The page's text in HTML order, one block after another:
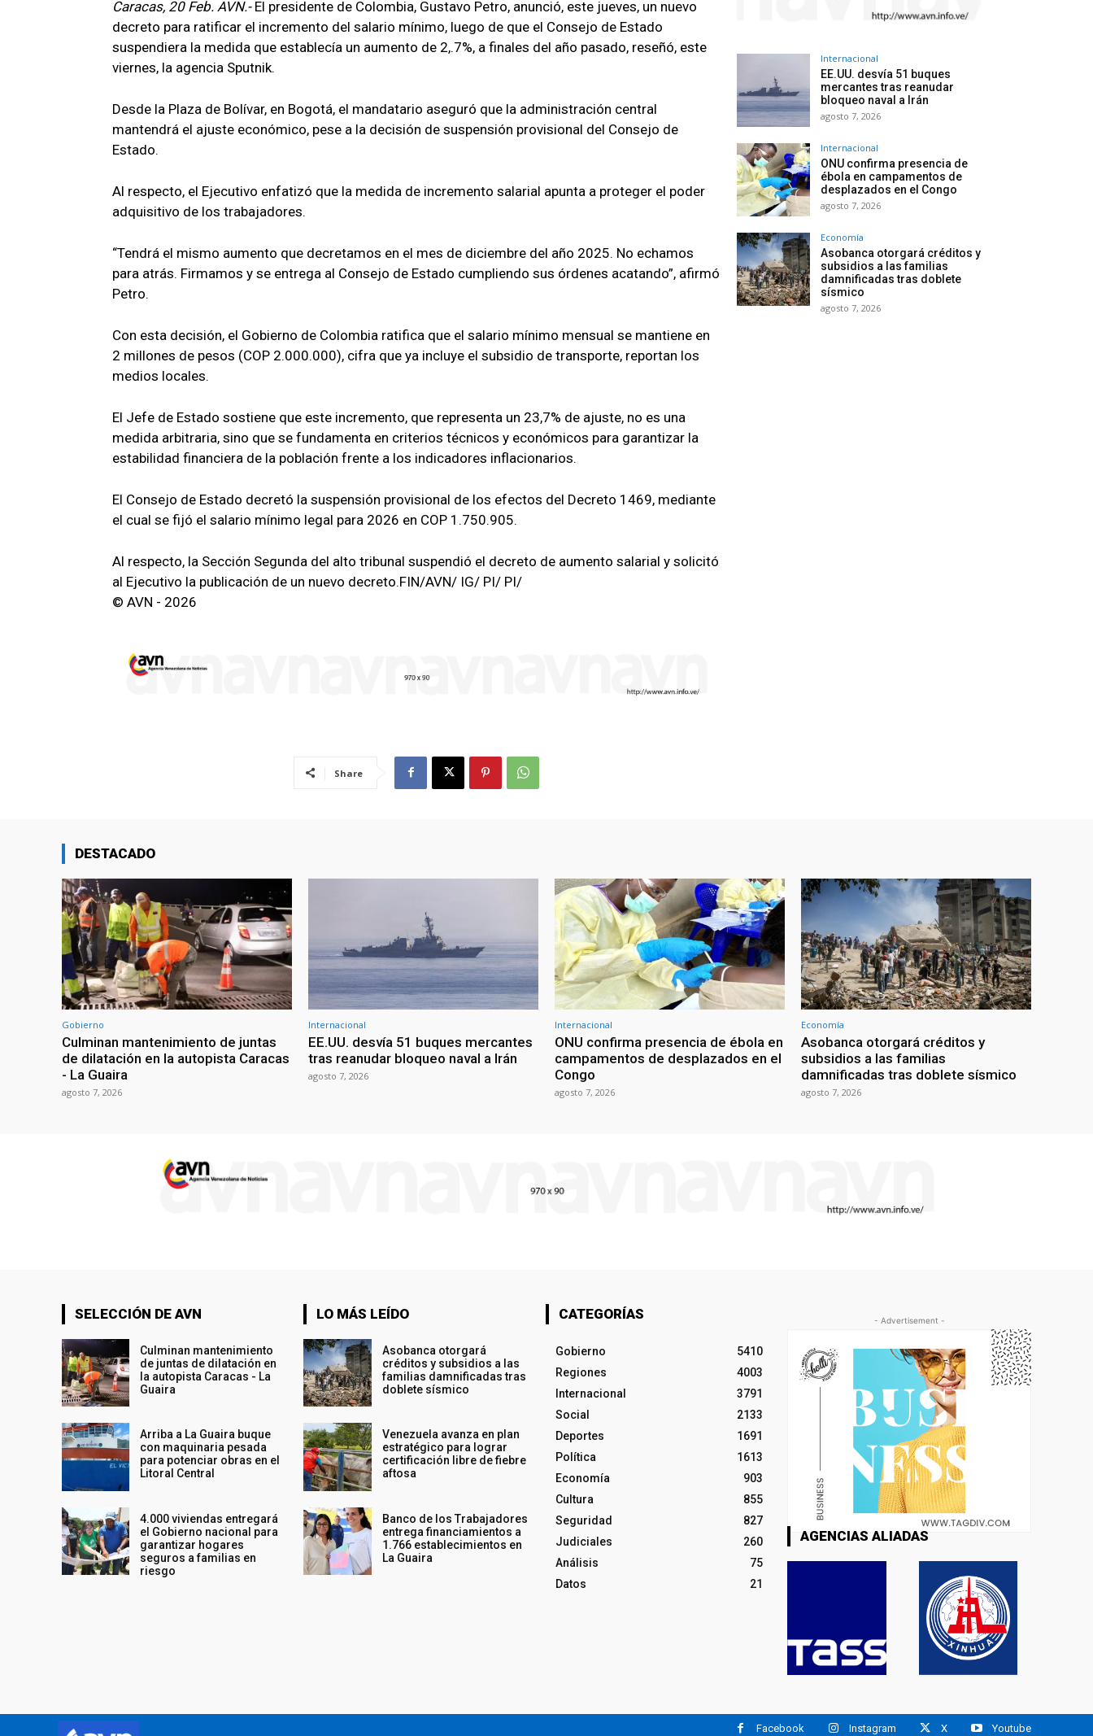
Caracas, 20 Feb. AVN.- El presidente de Colombia, Gustavo Petro, anunció, este jueves, un nuevo
decreto para ratificar el incremento del salario mínimo, luego de que el Consejo de Estado
suspendiera la medida que establecía un aumento de 2,.7%, a finales del año pasado, reseñó, este
viernes, la agencia Sputnik.
Desde la Plaza de Bolívar, en Bogotá, el mandatario aseguró que la administración central
mantendrá el ajuste económico, pese a la decisión de suspensión provisional del Consejo de
Estado.
Al respecto, el Ejecutivo enfatizó que la medida de incremento salarial apunta a proteger el poder
adquisitivo de los trabajadores.
“Tendrá el mismo aumento que decretamos en el mes de diciembre del año 2025. No echamos
para atrás. Firmamos y se entrega al Consejo de Estado cumpliendo sus órdenes acatando”, afirmó
Petro.
Con esta decisión, el Gobierno de Colombia ratifica que el salario mínimo mensual se mantiene en
2 millones de pesos (COP 2.000.000), cifra que ya incluye el subsidio de transporte, reportan los
medios locales.
El Jefe de Estado sostiene que este incremento, que representa un 23,7% de ajuste, no es una
medida arbitraria, sino que se fundamenta en criterios técnicos y económicos para garantizar la
estabilidad financiera de la población frente a los indicadores inflacionarios.
El Consejo de Estado decretó la suspensión provisional de los efectos del Decreto 1469, mediante
el cual se fijó el salario mínimo legal para 2026 en COP 1.750.905.
Al respecto, la Sección Segunda del alto tribunal suspendió el decreto de aumento salarial y solicitó
al Ejecutivo la publicación de un nuevo decreto.FIN/AVN/ IG/ PI/ PI/
© AVN - 2026
Share
Internacional
EE.UU. desvía 51 buques
mercantes tras reanudar
bloqueo naval a Irán
agosto 7, 2026
Internacional
ONU confirma presencia de
ébola en campamentos de
desplazados en el Congo
agosto 7, 2026
Economía
Asobanca otorgará créditos y
subsidios a las familias
damnificadas tras doblete
sísmico
agosto 7, 2026
DESTACADO
Gobierno
Culminan mantenimiento de juntas
de dilatación en la autopista Caracas
- La Guaira
agosto 7, 2026
Internacional
EE.UU. desvía 51 buques mercantes
tras reanudar bloqueo naval a Irán
agosto 7, 2026
Internacional
ONU confirma presencia de ébola en
campamentos de desplazados en el
Congo
agosto 7, 2026
Economía
Asobanca otorgará créditos y
subsidios a las familias
damnificadas tras doblete sísmico
agosto 7, 2026
SELECCIÓN DE AVN
Culminan mantenimiento
de juntas de dilatación en
la autopista Caracas - La
Guaira
Arriba a La Guaira buque
con maquinaria pesada
para potenciar obras en el
Litoral Central
4.000 viviendas entregará
el Gobierno nacional para
garantizar hogares
seguros a familias en
riesgo
LO MÁS LEÍDO
Asobanca otorgará
créditos y subsidios a las
familias damnificadas tras
doblete sísmico
Venezuela avanza en plan
estratégico para lograr
certificación libre de fiebre
aftosa
Banco de los Trabajadores
entrega financiamientos a
1.766 establecimientos en
La Guaira
CATEGORÍAS
Gobierno
5410
Regiones
4003
Internacional
3791
Social
2133
Deportes
1691
Política
1613
Economía
903
Cultura
855
Seguridad
827
Judiciales
260
Análisis
75
Datos
21
- Advertisement -
AGENCIAS ALIADAS
Facebook Instagram X Youtube